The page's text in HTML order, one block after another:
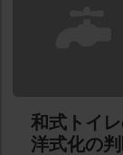
和式トイ
洋式化の